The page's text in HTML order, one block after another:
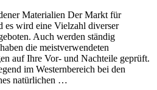
Materialien Der Markt für
es wird eine Vielzahl diverser
Auch werden ständig
die meistverwendeten
auf Ihre Vor- und Nachteile geprüft.
im Westernbereich bei den
natürlichen …